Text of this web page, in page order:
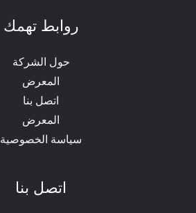
روابط تهمك
حول الشركة
المعرض
اتصل بنا
المعرض
سياسة الخصوصية
اتصل بنا